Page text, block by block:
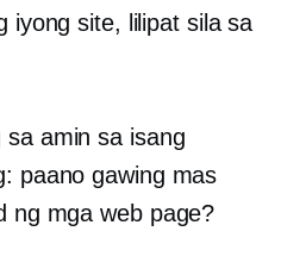
iyong site, lilipat sila sa
amin sa isang
paano gawing mas
ng mga web page?